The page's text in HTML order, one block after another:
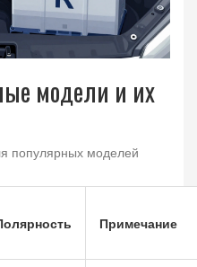
модели и их
популярных моделей
Примечание